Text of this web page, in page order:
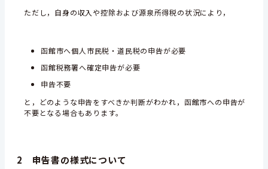
ただし，自身の収入や控除および源泉所得税の状況により，
函館市へ個人市民税・道民税の申告が必要
函館税務署へ確定申告が必要
申告不要
と，どのような申告をすべきか判断がわかれ，函館市への申告が
不要となる場合もあります。
2 申告書の様式について